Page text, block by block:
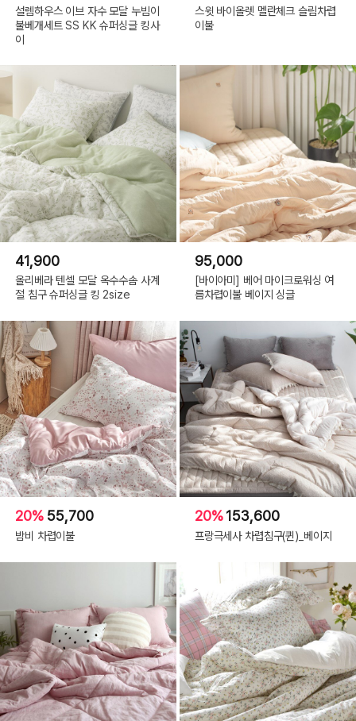
설렘하우스 이브 자수 모달 누빔이
불베개세트 SS KK 슈퍼싱글 킹사
이
스윗 바이올렛 멜란체크 슬림차렵
이불
41,900
올리베라 텐셀 모달 옥수수솜 사계
절 침구 슈퍼싱글 킹 2size
95,000
[바이아미] 베어 마이크로워싱 여
름차렵이불 베이지 싱글
20% 55,700
밤비 차렵이불
20%153,600
프랑극세사 차렵침구(퀸)_베이지